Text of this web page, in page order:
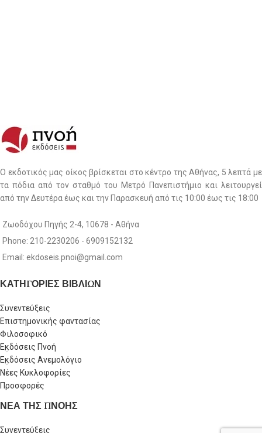
Ο εκδοτικός μας οίκος βρίσκεται στο κέντρο της Αθήνας, 5 λεπτά με
τα πόδια από τον σταθμό του Μετρό Πανεπιστήμιο και λειτουργεί
από την Δευτέρα έως και την Παρασκευή από τις 10:00 έως τις 18:00
Ζωοδόχου Πηγής 2-4, 10678 - Αθήνα
Phone: 210-2230206 - 6909152132
Email: ekdoseis.pnoi@gmail.com
ΚΑΤΗΓΟΡΙΕΣ ΒΙΒΛΙΩΝ
Συνεντεύξεις
Επιστημονικής φαντασίας
Φιλοσοφικό
Εκδόσεις Πνοή
Εκδόσεις Ανεμολόγιο
Νέες Κυκλοφορίες
Προσφορές
ΝΕΑ ΤΗΣ ΠΝΟΗΣ
Συνεντεύξεις